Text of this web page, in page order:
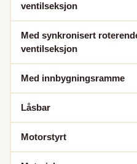
ventilseksjon
Med synkronisert
ventilseksjon
Med innbygningsramme
Låsbar
Motorstyrt